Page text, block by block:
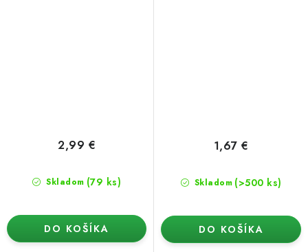
Skladom (79 ks)
2,99 €
DO KOŠÍKA
Skladom (>500 ks)
1,67 €
DO KOŠÍKA